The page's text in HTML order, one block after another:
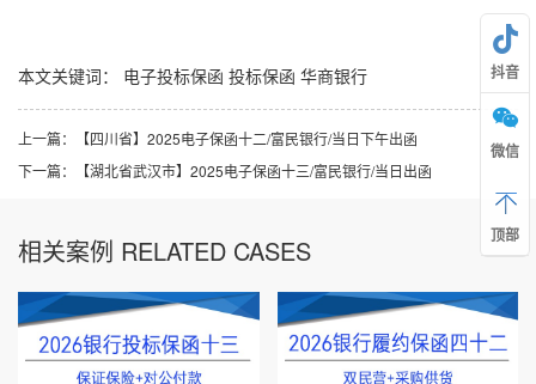
本文关键词： 电子投标保函 投标保函 华商银行
上一篇：
【四川省】2025电子保函十二/富民银行/当日下午出函
下一篇：
【湖北省武汉市】2025电子保函十三/富民银行/当日出函
相关案例 RELATED CASES
抖音
微信
顶部